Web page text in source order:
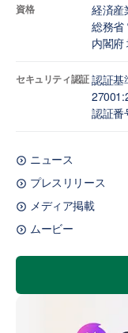
資格
経済産
総務省
内閣府
セキュリティ認証認証基
認証番
ニュース
プレスリリース
メディア掲載
ムービー